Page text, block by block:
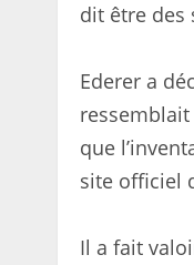
dit être des
Ederer a
que
site officiel
Il a fait